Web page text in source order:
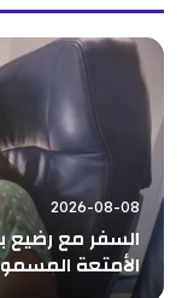
2026-08-08
السفر مع رضيع
الأمتعة